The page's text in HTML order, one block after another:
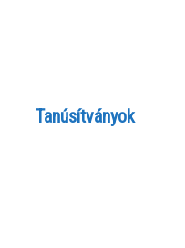
Tanúsítványok